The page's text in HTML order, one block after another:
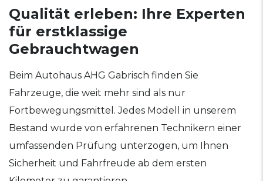
Qualität erleben: Ihre Experten
für erstklassige
Gebrauchtwagen
Beim Autohaus AHG Gabrisch finden Sie
Fahrzeuge, die weit mehr sind als nur
Fortbewegungsmittel. Jedes Modell in unserem
Bestand wurde von erfahrenen Technikern einer
umfassenden Prüfung unterzogen, um Ihnen
Sicherheit und Fahrfreude ab dem ersten